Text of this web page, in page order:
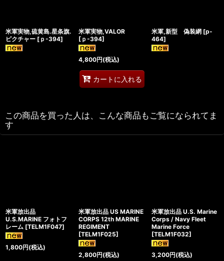
米軍実物,硫黄島.星条旗.
ピクチャー [ ｐ-394]
米軍実物,VALOR
[ｐ-394]
4,800円(税込)
カートに入れる
米軍,新型 偽装網 [p-
464]
この商品を買った人は、こんな商品もご覧になられてま
す
米軍放出品
U.S.MARINE フォトフ
レーム [TELM1F047]
1,800円(税込)
米軍放出品 US MARINE
CORPS 12th MARINE
REGIMENT
[TELM1F025]
2,800円(税込)
米軍放出品 U.S. Marine
Corps / Navy Fleet
Marine Force
[TELM1F032]
3,200円(税込)